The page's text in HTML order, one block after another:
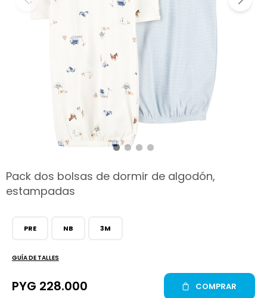
Pack dos bolsas de dormir de algodón,
estampadas
PRE NB 3M
GUÍA DE TALLES
PYG 228.000 COMPRAR
OUTLET